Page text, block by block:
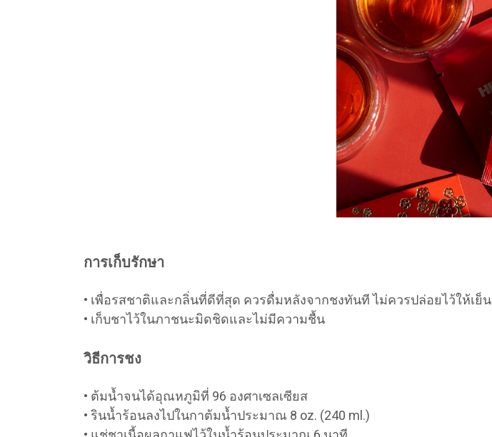
การเก็บรักษา
• เพื่อรสชาติและกลิ่นที่ดีที่สุด ควรดื่มหลังจากชงทันที ไม่ควรปล่อยไว้ให้เย็น
• เก็บชาไว้ในภาชนะมิดชิดและไม่มีความชื้น
วิธีการชง
• ต้มน้ำจนได้อุณหภูมิที่ 96 องศาเซลเซียส
• รินน้ำร้อนลงไปในกาต้มน้ำประมาณ 8 oz. (240 ml.)